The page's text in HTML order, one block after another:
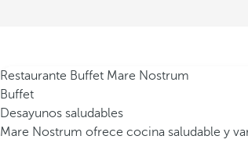
Restaurante Buffet Mare Nostrum
Buffet
Desayunos saludables
Mare Nostrum ofrece cocina saludable y